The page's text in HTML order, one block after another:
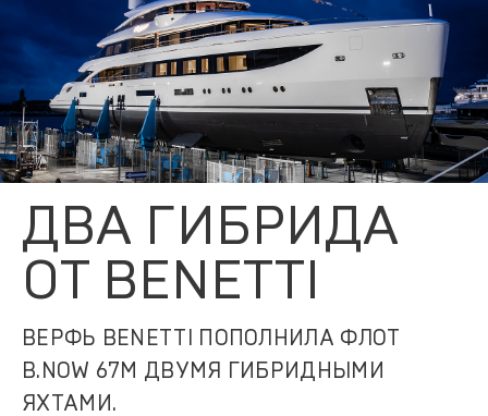
ДВА ГИБРИДА
ОТ BENETTI
ВЕРФЬ BENETTI ПОПОЛНИЛА ФЛОТ
B.NOW 67M ДВУМЯ ГИБРИДНЫМИ
ЯХТАМИ.